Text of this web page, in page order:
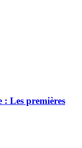
: Les premières